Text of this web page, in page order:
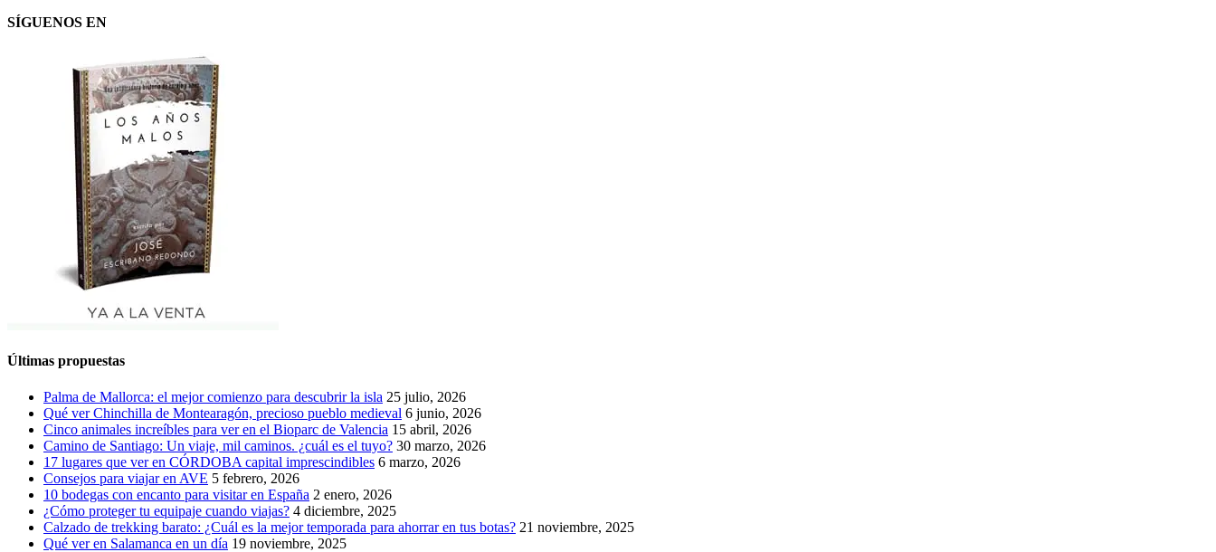
SÍGUENOS EN
Últimas propuestas
Palma de Mallorca: el mejor comienzo para descubrir la isla 25 julio, 2026
Qué ver Chinchilla de Montearagón, precioso pueblo medieval 6 junio, 2026
Cinco animales increíbles para ver en el Bioparc de Valencia 15 abril, 2026
Camino de Santiago: Un viaje, mil caminos. ¿cuál es el tuyo? 30 marzo, 2026
17 lugares que ver en CÓRDOBA capital imprescindibles 6 marzo, 2026
Consejos para viajar en AVE 5 febrero, 2026
10 bodegas con encanto para visitar en España 2 enero, 2026
¿Cómo proteger tu equipaje cuando viajas? 4 diciembre, 2025
Calzado de trekking barato: ¿Cuál es la mejor temporada para ahorrar en tus botas? 21 noviembre, 2025
Qué ver en Salamanca en un día 19 noviembre, 2025